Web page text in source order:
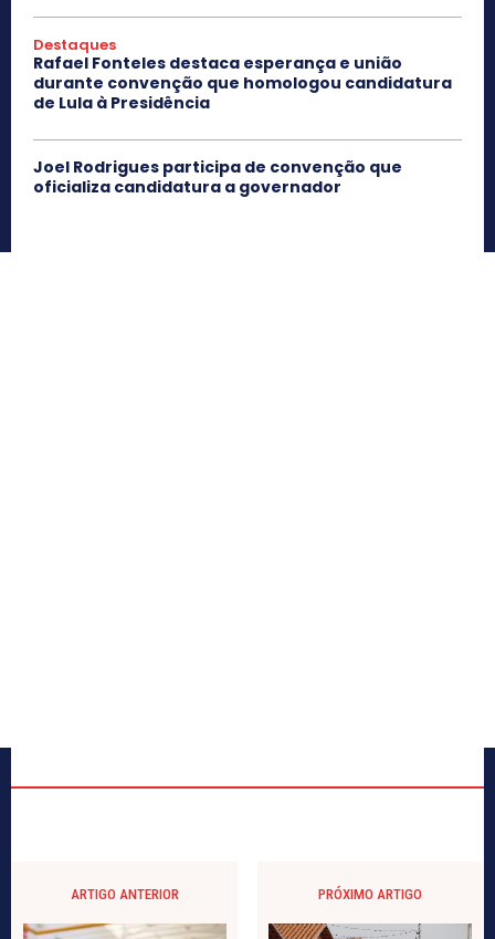
Destaques
Rafael Fonteles destaca esperança e união
durante convenção que homologou candidatura
de Lula à Presidência
Joel Rodrigues participa de convenção que
oficializa candidatura a governador
ARTIGO ANTERIOR PRÓXIMO ARTIGO